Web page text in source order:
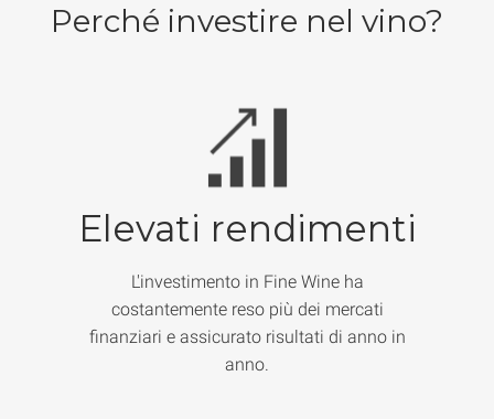
Perché investire nel vino?
Elevati rendimenti
L'investimento in Fine Wine ha
costantemente reso più dei mercati
finanziari e assicurato risultati di anno in
anno.